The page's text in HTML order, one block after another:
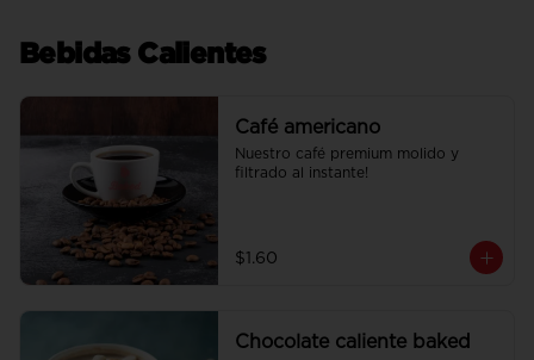
Bebidas Calientes
Café americano
Nuestro café premium molido y
filtrado al instante!
$1.60
Chocolate caliente baked